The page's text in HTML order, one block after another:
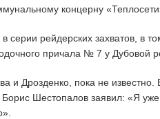
концерну
рейдерских захватов, в
причала № 7 у Дубовой
и Дрозденко, пока не
Шестопалов заявил: «Я